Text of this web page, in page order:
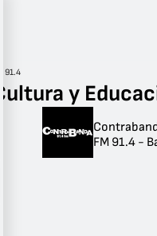
91.4
y
FM 91.4 -